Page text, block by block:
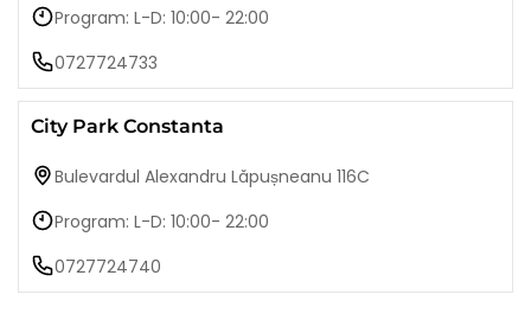
Program: L-D: 10:00- 22:00
0727724733
City Park Constanta
Bulevardul Alexandru Lăpușneanu 116C
Program: L-D: 10:00- 22:00
0727724740